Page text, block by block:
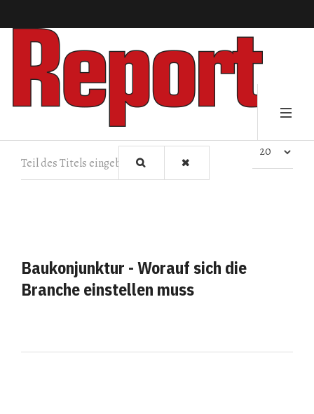
Teil des Titels eingeben Anzeige #
Baukonjunktur - Worauf sich die
Branche einstellen muss